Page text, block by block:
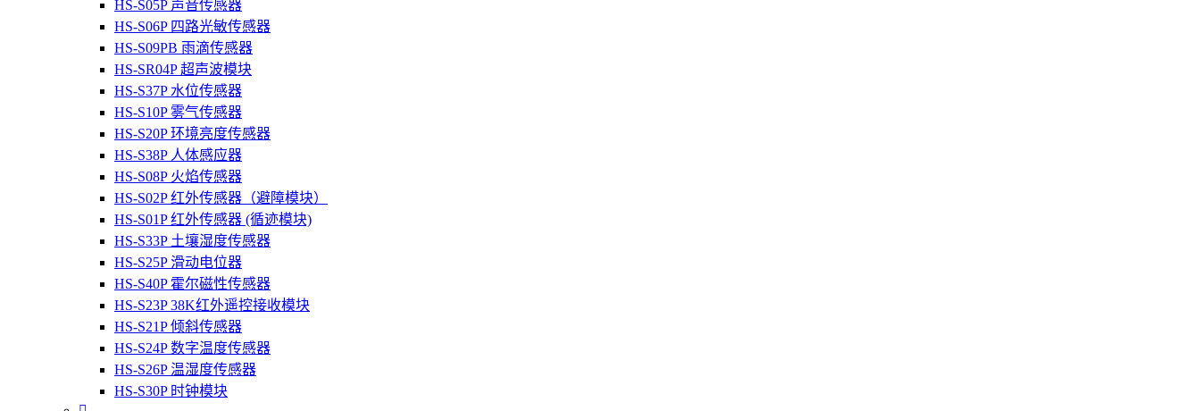
HS-S05P 声音传感器
HS-S06P 四路光敏传感器
HS-S09PB 雨滴传感器
HS-SR04P 超声波模块
HS-S37P 水位传感器
HS-S10P 雾气传感器
HS-S20P 环境亮度传感器
HS-S38P 人体感应器
HS-S08P 火焰传感器
HS-S02P 红外传感器（避障模块）
HS-S01P 红外传感器 (循迹模块)
HS-S33P 土壤湿度传感器
HS-S25P 滑动电位器
HS-S40P 霍尔磁性传感器
HS-S23P 38K红外遥控接收模块
HS-S21P 倾斜传感器
HS-S24P 数字温度传感器
HS-S26P 温湿度传感器
HS-S30P 时钟模块